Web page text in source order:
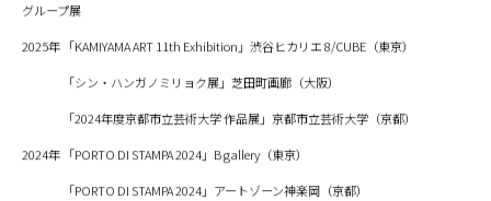
グループ展
2025年 「KAMIYAMA ART 11th Exhibition」渋谷ヒカリエ 8/CUBE（東京）
「シン・ハンガノミリョク展」芝田町画廊（大阪）
「2024年度京都市立芸術大学 作品展」京都市立芸術大学（京都）
2024年 「PORTO DI STAMPA 2024」B gallery（東京）
「PORTO DI STAMPA 2024」アートゾーン神楽岡（京都）